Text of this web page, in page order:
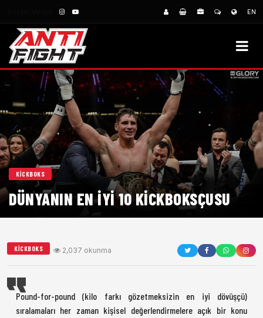
EN
KICKBOKS
DÜNYANIN EN İYI 10 KICKBOKSÇUSU
KICKBOKS 2,037 okunma
Pound-for-pound (kilo farkı gözetmeksizin en iyi dövüşçü)
sıralamaları her zaman kişisel değerlendirmelere açık bir konu